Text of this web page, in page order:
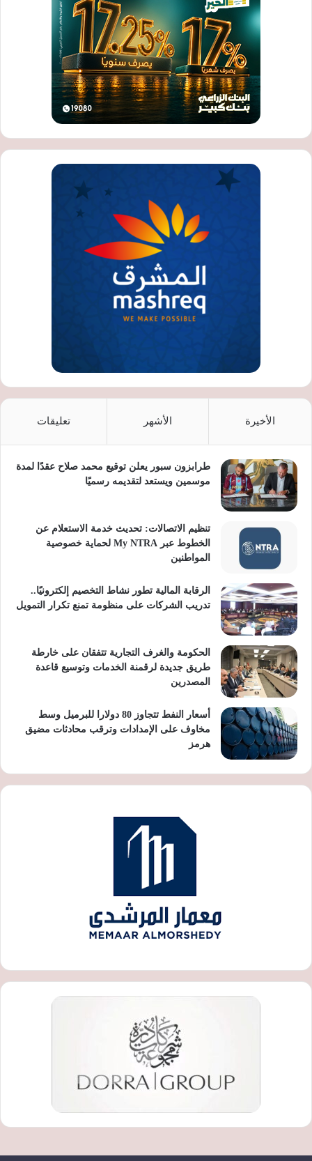
الأخيرة الأشهر تعليقات
طرابزون سبور يعلن توقيع محمد صلاح عقدًا لمدة
موسمين ويستعد لتقديمه رسميًا
تنظيم الاتصالات: تحديث خدمة الاستعلام عن
الخطوط عبر My NTRA لحماية خصوصية
المواطنين
الرقابة المالية تطور نشاط التخصيم إلكترونيًا..
تدريب الشركات على منظومة تمنع تكرار التمويل
الحكومة والغرف التجارية تتفقان على خارطة
طريق جديدة لرقمنة الخدمات وتوسيع قاعدة
المصدرين
أسعار النفط تتجاوز 80 دولارا للبرميل وسط
مخاوف على الإمدادات وترقب محادثات مضيق
هرمز